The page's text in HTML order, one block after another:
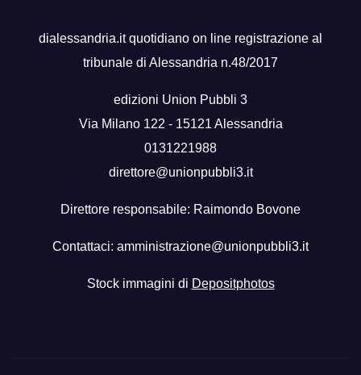
dialessandria.it quotidiano on line registrazione al
tribunale di Alessandria n.48/2017
edizioni Union Pubbli 3
Via Milano 122 - 15121 Alessandria
0131221988
direttore@unionpubbli3.it
Direttore responsabile: Raimondo Bovone
Contattaci: amministrazione@unionpubbli3.it
Stock immagini di Depositphotos